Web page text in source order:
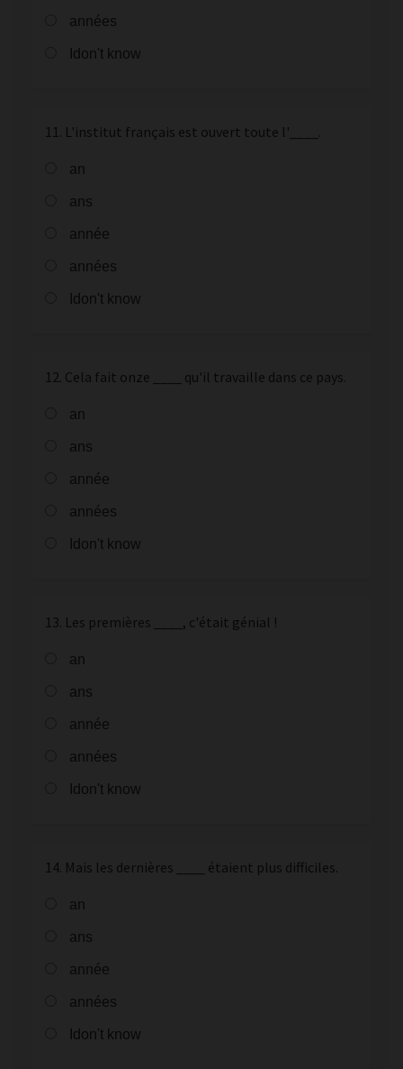
années
Idon't know
11. L'institut français est ouvert toute l'____.
an
ans
année
années
Idon't know
12. Cela fait onze ____ qu'il travaille dans ce pays.
an
ans
année
années
Idon't know
13. Les premières ____, c'était génial !
an
ans
année
années
Idon't know
14. Mais les dernières ____ étaient plus difficiles.
an
ans
année
années
Idon't know